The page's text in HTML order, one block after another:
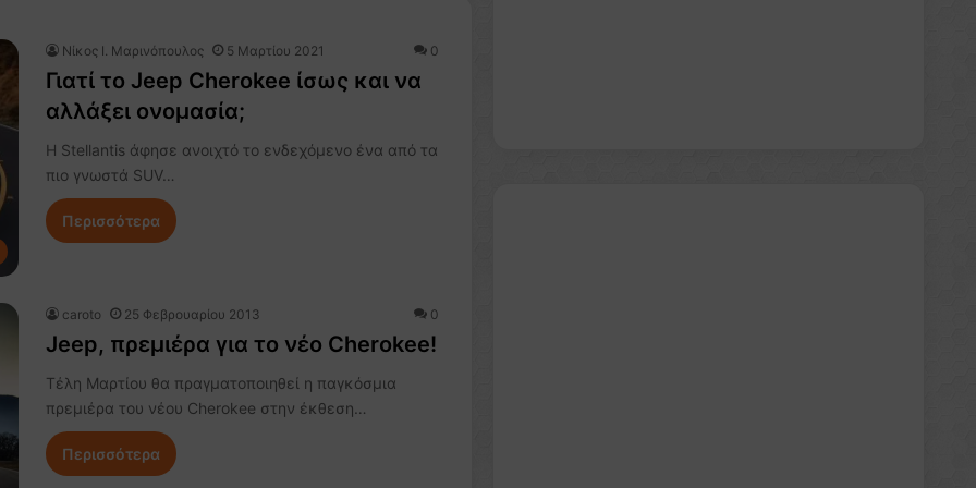
Nίκος Ι. Mαρινόπουλος 5 Μαρτίου 2021 0
Γιατί το Jeep Cherokee ίσως και να
αλλάξει ονομασία;
Η Stellantis άφησε ανοιχτό το ενδεχόμενο ένα από τα
πιο γνωστά SUV…
Περισσότερα
caroto 25 Φεβρουαρίου 2013 0
Jeep, πρεμιέρα για το νέο Cherokee!
Τέλη Μαρτίου θα πραγματοποιηθεί η παγκόσμια
πρεμιέρα του νέου Cherokee στην έκθεση…
Περισσότερα